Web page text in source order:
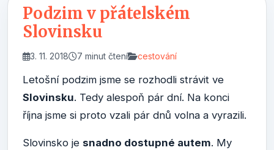
Podzim v přátelském
Slovinsku
3. 11. 2018 7 minut čtení cestování
Letošní podzim jsme se rozhodli strávit ve
Slovinsku. Tedy alespoň pár dní. Na konci
října jsme si proto vzali pár dnů volna a vyrazili.
Slovinsko je snadno dostupné autem. My